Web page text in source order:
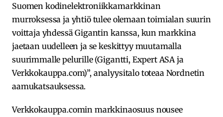
Suomen kodinelektroniikkamarkkinan
murroksessa ja yhtiö tulee olemaan toimialan suurin
voittaja yhdessä Gigantin kanssa, kun markkina
jaetaan uudelleen ja se keskittyy muutamalla
suurimmalle pelurille (Gigantti, Expert ASA ja
Verkkokauppa.com)”, analyysitalo toteaa Nordnetin
aamukatsauksessa.
Verkkokauppa.comin markkinaosuus nousee